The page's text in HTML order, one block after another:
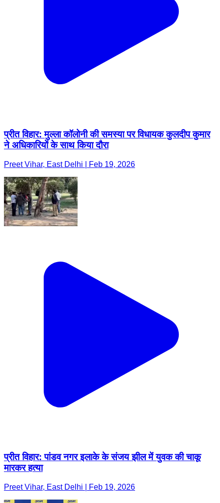
प्रीत विहार: मुल्ला कॉलोनी की समस्या पर विधायक कुलदीप कुमार
ने अधिकारियों के साथ किया दौरा
Preet Vihar, East Delhi | Feb 19, 2026
प्रीत विहार: पांडव नगर इलाके के संजय झील में युवक की चाकू
मारकर हत्या
Preet Vihar, East Delhi | Feb 19, 2026